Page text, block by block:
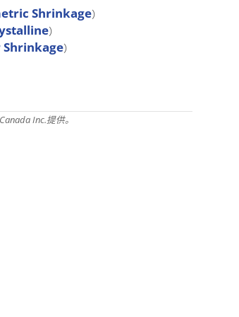
Shrinkage）
）
Shrinkage）
Inc.提供。